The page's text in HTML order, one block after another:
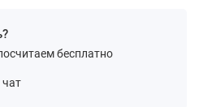
бесплатно
чат